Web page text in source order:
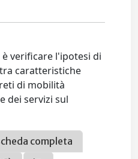
verificare l'ipotesi di
caratteristiche
di mobilità
dei servizi sul
completa